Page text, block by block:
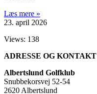
Læs mere »
23. april 2026
Views: 138
ADRESSE OG KONTAKT
Albertslund Golfklub
Snubbekorsvej 52-54
2620 Albertslund